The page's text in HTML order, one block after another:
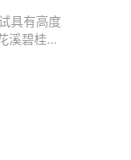
具有高度
溪碧桂园